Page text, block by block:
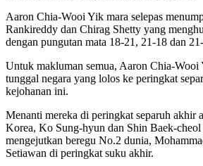
Aaron Chia-Wooi Yik mara selepas
Rankireddy dan Chirag Shetty yang
dengan pungutan mata 18-21, 21-18 dan
Untuk makluman semua, Aaron Chia-
tunggal negara yang lolos ke peringkat
kejohanan ini.
Menanti mereka di peringkat separuh akhir
Korea, Ko Sung-hyun dan Shin Baek-cheol
mengejutkan beregu No.2 dunia,
Setiawan di peringkat suku akhir.